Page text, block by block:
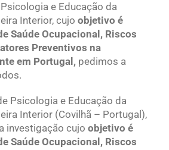
e Educação da
Interior, cujo objetivo é
Saúde Ocupacional, Riscos
Preventivos na
em Portugal, pedimos a
Psicologia e Educação da
Interior (Covilhã – Portugal),
investigação cujo objetivo é
Saúde Ocupacional, Riscos